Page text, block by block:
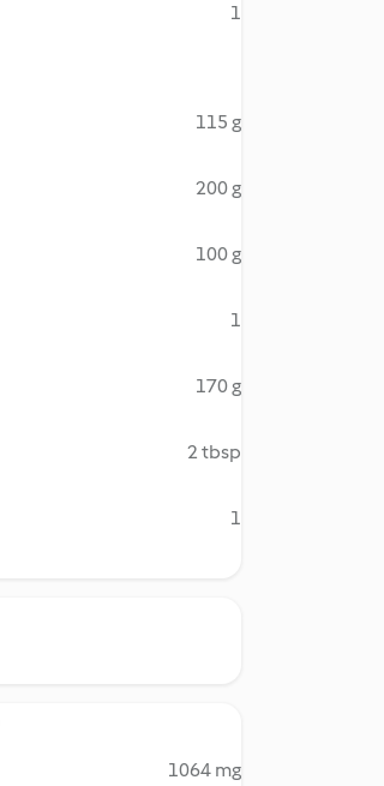
1
115 g
200 g
100 g
1
170 g
2 tbsp
1
1064 mg